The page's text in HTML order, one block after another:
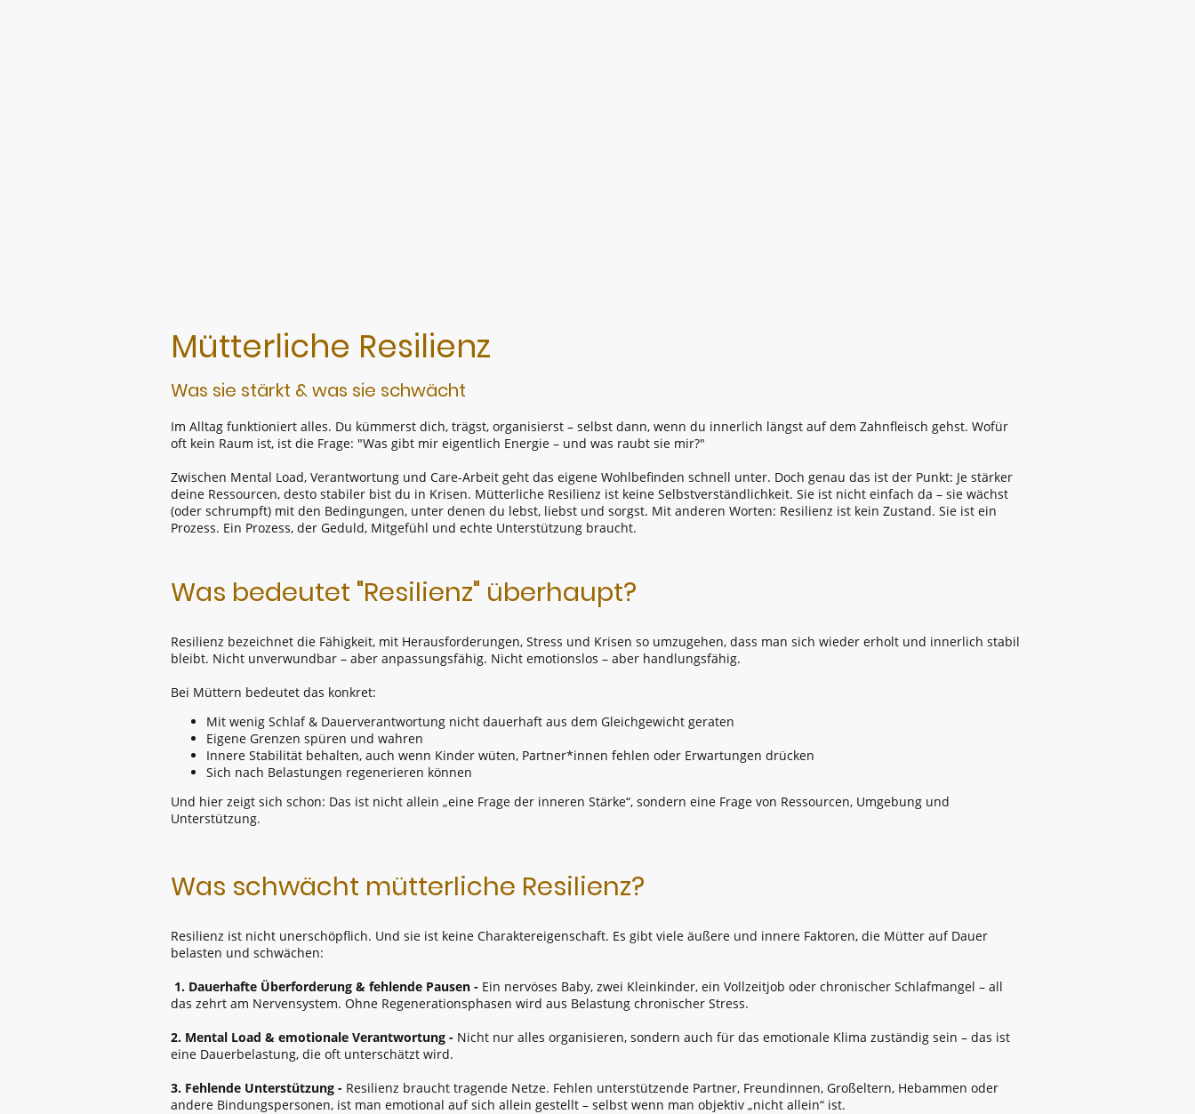
Mütterliche Resilienz
Was sie stärkt & was sie schwächt
Im Alltag funktioniert alles. Du kümmerst dich, trägst, organisierst – selbst dann, wenn du innerlich längst auf dem Zahnfleisch gehst. Wofür
oft kein Raum ist, ist die Frage: "Was gibt mir eigentlich Energie – und was raubt sie mir?"
Zwischen Mental Load, Verantwortung und Care-Arbeit geht das eigene Wohlbefinden schnell unter. Doch genau das ist der Punkt: Je stärker
deine Ressourcen, desto stabiler bist du in Krisen. Mütterliche Resilienz ist keine Selbstverständlichkeit. Sie ist nicht einfach da – sie wächst
(oder schrumpft) mit den Bedingungen, unter denen du lebst, liebst und sorgst. Mit anderen Worten: Resilienz ist kein Zustand. Sie ist ein
Prozess. Ein Prozess, der Geduld, Mitgefühl und echte Unterstützung braucht.
Was bedeutet "Resilienz" überhaupt?
Resilienz bezeichnet die Fähigkeit, mit Herausforderungen, Stress und Krisen so umzugehen, dass man sich wieder erholt und innerlich stabil
bleibt. Nicht unverwundbar – aber anpassungsfähig. Nicht emotionslos – aber handlungsfähig.
Bei Müttern bedeutet das konkret:
Mit wenig Schlaf & Dauerverantwortung nicht dauerhaft aus dem Gleichgewicht geraten
Eigene Grenzen spüren und wahren
Innere Stabilität behalten, auch wenn Kinder wüten, Partner*innen fehlen oder Erwartungen drücken
Sich nach Belastungen regenerieren können
Und hier zeigt sich schon: Das ist nicht allein „eine Frage der inneren Stärke“, sondern eine Frage von Ressourcen, Umgebung und
Unterstützung.
Was schwächt mütterliche Resilienz?
Resilienz ist nicht unerschöpflich. Und sie ist keine Charaktereigenschaft. Es gibt viele äußere und innere Faktoren, die Mütter auf Dauer
belasten und schwächen:
1. Dauerhafte Überforderung & fehlende Pausen - Ein nervöses Baby, zwei Kleinkinder, ein Vollzeitjob oder chronischer Schlafmangel – all
das zehrt am Nervensystem. Ohne Regenerationsphasen wird aus Belastung chronischer Stress.
2. Mental Load & emotionale Verantwortung - Nicht nur alles organisieren, sondern auch für das emotionale Klima zuständig sein – das ist
eine Dauerbelastung, die oft unterschätzt wird.
3. Fehlende Unterstützung - Resilienz braucht tragende Netze. Fehlen unterstützende Partner, Freundinnen, Großeltern, Hebammen oder
andere Bindungspersonen, ist man emotional auf sich allein gestellt – selbst wenn man objektiv „nicht allein“ ist.